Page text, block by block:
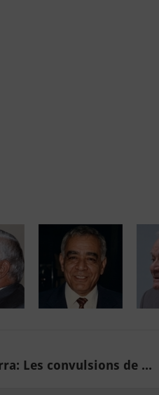
Les convulsions de ...